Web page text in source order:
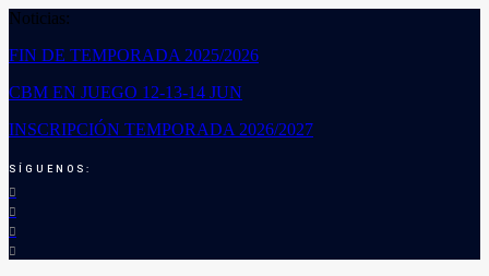
Noticias:
FIN DE TEMPORADA 2025/2026
CBM EN JUEGO 12-13-14 JUN
INSCRIPCIÓN TEMPORADA 2026/2027
SÍGUENOS: